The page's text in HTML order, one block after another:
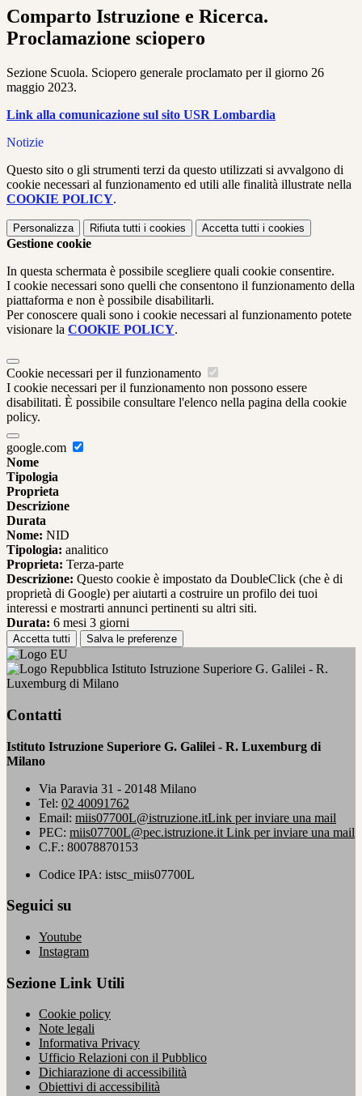
Comparto Istruzione e Ricerca.
Proclamazione sciopero
Sezione Scuola. Sciopero generale proclamato per il giorno 26
maggio 2023.
Link alla comunicazione sul sito USR Lombardia
Notizie
Questo sito o gli strumenti terzi da questo utilizzati si avvalgono di
cookie necessari al funzionamento ed utili alle finalità illustrate nella
COOKIE POLICY.
Personalizza Rifiuta tutti i cookies Accetta tutti i cookies
Gestione cookie
In questa schermata è possibile scegliere quali cookie consentire.
I cookie necessari sono quelli che consentono il funzionamento della
piattaforma e non è possibile disabilitarli.
Per conoscere quali sono i cookie necessari al funzionamento potete
visionare la COOKIE POLICY.
Cookie necessari per il funzionamento
I cookie necessari per il funzionamento non possono essere
disabilitati. È possibile consultare l'elenco nella pagina della cookie
policy.
google.com
Nome
Tipologia
Proprieta
Descrizione
Durata
Nome: NID
Tipologia: analitico
Proprieta: Terza-parte
Descrizione: Questo cookie è impostato da DoubleClick (che è di
proprietà di Google) per aiutarti a costruire un profilo dei tuoi
interessi e mostrarti annunci pertinenti su altri siti.
Durata: 6 mesi 3 giorni
Accetta tutti Salva le preferenze
Istituto Istruzione Superiore G. Galilei - R.
Luxemburg di Milano
Contatti
Istituto Istruzione Superiore G. Galilei - R. Luxemburg di
Milano
Via Paravia 31 - 20148 Milano
Tel: 02 40091762
Email: miis07700L@istruzione.itLink per inviare una mail
PEC: miis07700L@pec.istruzione.it Link per inviare una mail
C.F.: 80078870153
Codice IPA: istsc_miis07700L
Seguici su
Youtube
Instagram
Sezione Link Utili
Cookie policy
Note legali
Informativa Privacy
Ufficio Relazioni con il Pubblico
Dichiarazione di accessibilità
Obiettivi di accessibilità